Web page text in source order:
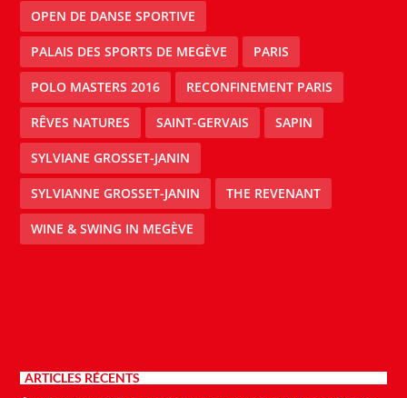
OPEN DE DANSE SPORTIVE
PALAIS DES SPORTS DE MEGÈVE PARIS
POLO MASTERS 2016 RECONFINEMENT PARIS
RÊVES NATURES SAINT-GERVAIS SAPIN
SYLVIANE GROSSET-JANIN
SYLVIANNE GROSSET-JANIN THE REVENANT
WINE & SWING IN MEGÈVE
ARTICLES RÉCENTS